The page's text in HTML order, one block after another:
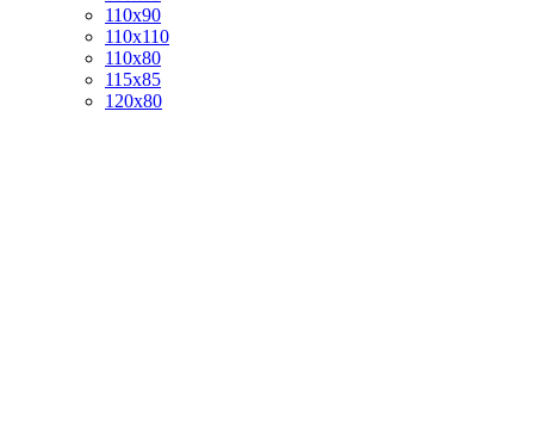
110х90
110х110
110х80
115х85
120х80